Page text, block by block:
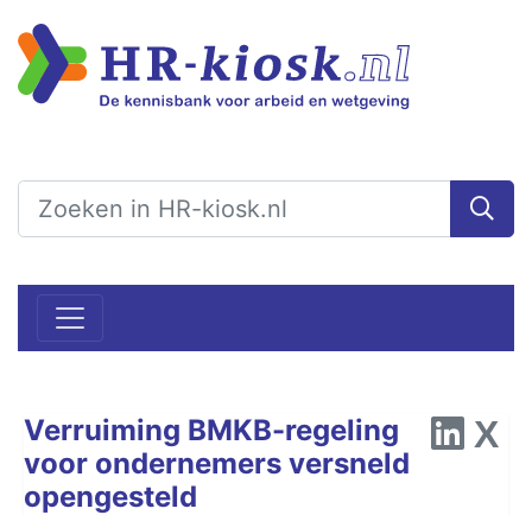
Verruiming BMKB-regeling
voor ondernemers versneld
opengesteld